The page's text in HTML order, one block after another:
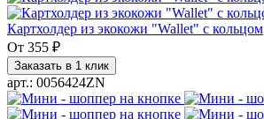
Картхолдер из экокожи "Wallet" с кольцом
От 355 ₽
Заказать в 1 клик
арт.: 0056424ZN